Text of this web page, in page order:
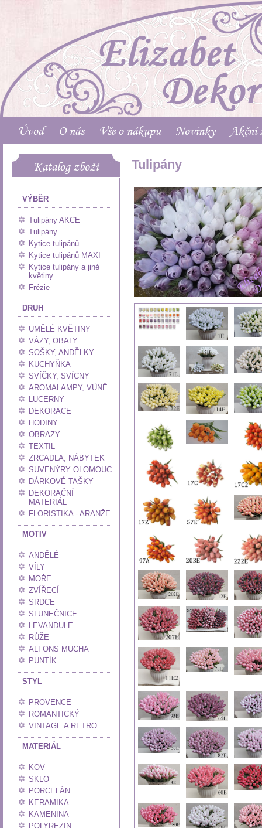
Úvod O nás Vše o nákupu Novinky Akční
Katalog zboží
VÝBĚR
Tulipány AKCE
Tulipány
Kytice tulipánů
Kytice tulipánů MAXI
Kytice tulipány a jiné
květiny
Frézie
DRUH
UMĚLÉ KVĚTINY
VÁZY, OBALY
SOŠKY, ANDĚLKY
KUCHYŇKA
SVÍČKY, SVÍCNY
AROMALAMPY, VŮNĚ
LUCERNY
DEKORACE
HODINY
OBRAZY
TEXTIL
ZRCADLA, NÁBYTEK
SUVENÝRY OLOMOUC
DÁRKOVÉ TAŠKY
DEKORAČNÍ
MATERIÁL
FLORISTIKA - ARANŽE
MOTIV
ANDĚLÉ
VÍLY
MOŘE
ZVÍŘECÍ
SRDCE
SLUNEČNICE
LEVANDULE
RŮŽE
ALFONS MUCHA
PUNTÍK
STYL
PROVENCE
ROMANTICKÝ
VINTAGE A RETRO
MATERIÁL
KOV
SKLO
PORCELÁN
KERAMIKA
KAMENINA
POLYREZIN
Tulipány